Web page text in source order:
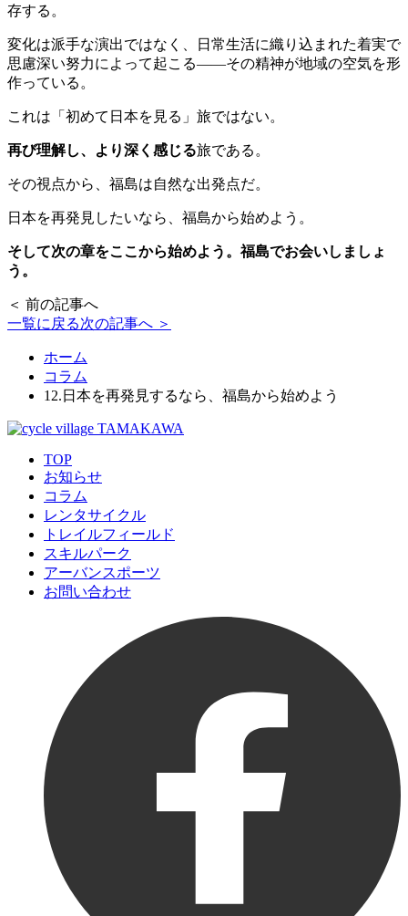
存する。
変化は派手な演出ではなく、日常生活に織り込まれた着実で
思慮深い努力によって起こる——その精神が地域の空気を形
作っている。
これは「初めて日本を見る」旅ではない。
再び理解し、より深く感じる旅である。
その視点から、福島は自然な出発点だ。
日本を再発見したいなら、福島から始めよう。
そして次の章をここから始めよう。福島でお会いしましょ
う。
＜ 前の記事へ
一覧に戻る次の記事へ ＞
ホーム
コラム
12.日本を再発見するなら、福島から始めよう
TOP
お知らせ
コラム
レンタサイクル
トレイルフィールド
スキルパーク
アーバンスポーツ
お問い合わせ